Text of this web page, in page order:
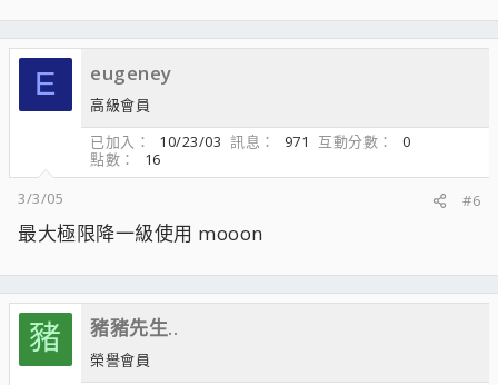
E eugeney
高級會員
已加入
10/23/03 訊息 971 互動分數
0
點數
16
3/3/05
#6
最大極限降一級使用 mooon
豬 豬豬先生..
榮譽會員